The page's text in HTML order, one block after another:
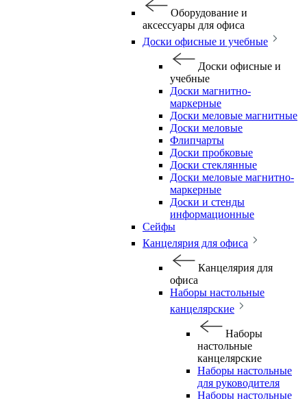
Оборудование и
аксессуары для офиса
Доски офисные и учебные
Доски офисные и
учебные
Доски магнитно-
маркерные
Доски меловые магнитные
Доски меловые
Флипчарты
Доски пробковые
Доски стеклянные
Доски меловые магнитно-
маркерные
Доски и стенды
информационные
Сейфы
Канцелярия для офиса
Канцелярия для
офиса
Наборы настольные
канцелярские
Наборы
настольные
канцелярские
Наборы настольные
для руководителя
Наборы настольные